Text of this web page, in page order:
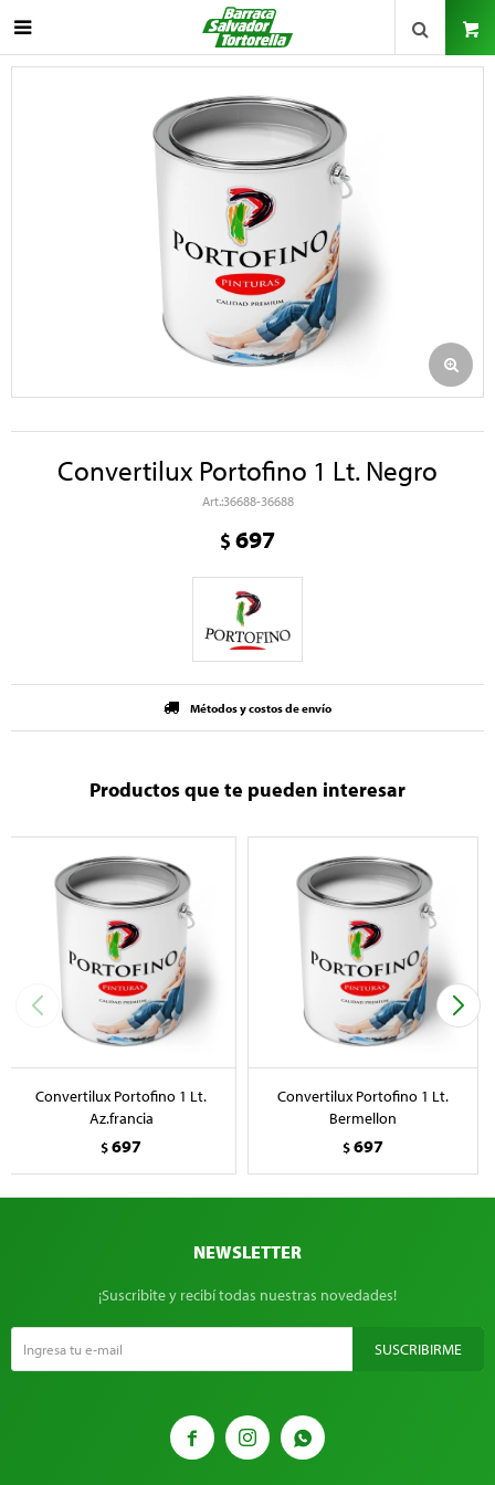

Convertilux Portofino 1 Lt. Negro
36688-36688
$ 697
Métodos y costos de envío
Productos que te pueden interesar
Convertilux Portofino 1 Lt.
Az.francia
$697
Convertilux Portofino 1 Lt.
Bermellon
$697
  
NEWSLETTER
¡Suscribite y recibí todas nuestras novedades!
SUSCRIBIRME